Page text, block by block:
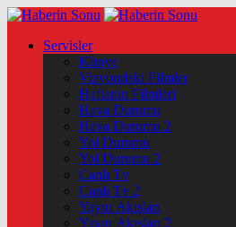
Servisler
Künye
Vizyondaki Filmler
Haftanin Filmleri
Hava Durumu
Hava Durumu 2
Yol Durumu
Yol Durumu 2
Canlı Tv
Canlı Tv 2
Yayın Akışları
Yayın Akışları 2